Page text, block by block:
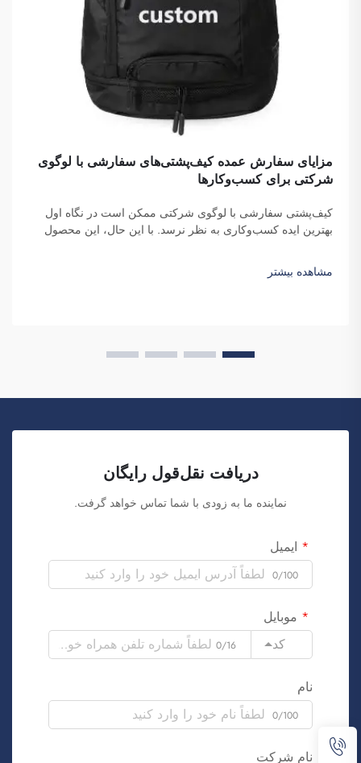
مزایای سفارش عمده کیف‌پشتی‌های سفارشی با لوگوی
شرکتی برای کسب‌وکارها
کیف‌پشتی سفارشی با لوگوی شرکتی ممکن است در نگاه اول
بهترین ایده کسب‌وکاری به نظر نرسد. با این حال، این محصول
سایپولانگ تریدینگ شرکتی است که این کیف‌پشتی‌ها را به‌صورت
عمده سفارش می‌دهد و هدف آن ایجاد آگاهی از برند است.
مشاهده بیشتر
دریافت نقل‌قول رایگان
نماینده ما به زودی با شما تماس خواهد گرفت.
ایمیل
0/100
موبایل
کد
0/16
نام
0/100
نام شرکت